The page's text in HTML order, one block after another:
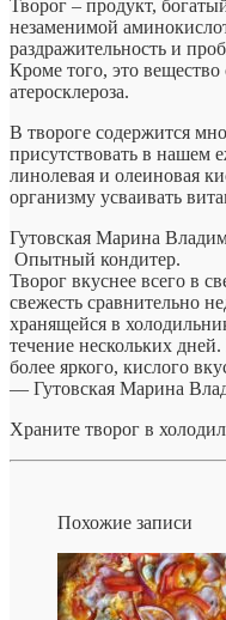
Творог – продукт,
незаменимой
раздражительность и
Кроме того, это вещество
атеросклероза.
В твороге содержится
присутствовать в нашем
линолевая и олеиновая
организму усваивать
Гутовская Марина
Опытный кондитер.
Творог вкуснее всего в
свежесть сравнительно
хранящейся в
течение нескольких
более яркого, кислого
— Гутовская Марина
Храните творог в
Похожие записи